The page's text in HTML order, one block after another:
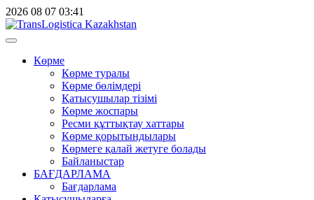
2026 08 07 03:41
Көрме
Көрме туралы
Көрме бөлімдері
Қатысушылар тізімі
Көрме жоспары
Ресми құттықтау хаттары
Көрме қорытындылары
Көрмеге қалай жетуге болады
Байланыстар
БАҒДАРЛАМА
Бағдарлама